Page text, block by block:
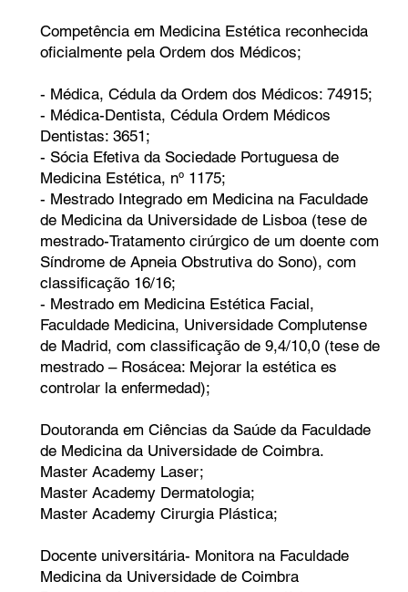
Competência em Medicina Estética reconhecida
oficialmente pela Ordem dos Médicos;
- Médica, Cédula da Ordem dos Médicos: 74915;
- Médica-Dentista, Cédula Ordem Médicos
Dentistas: 3651;
- Sócia Efetiva da Sociedade Portuguesa de
Medicina Estética, nº 1175;
- Mestrado Integrado em Medicina na Faculdade
de Medicina da Universidade de Lisboa (tese de
mestrado-Tratamento cirúrgico de um doente com
Síndrome de Apneia Obstrutiva do Sono), com
classificação 16/16;
- Mestrado em Medicina Estética Facial,
Faculdade Medicina, Universidade Complutense
de Madrid, com classificação de 9,4/10,0 (tese de
mestrado – Rosácea: Mejorar la estética es
controlar la enfermedad);
Doutoranda em Ciências da Saúde da Faculdade
de Medicina da Universidade de Coimbra.
Master Academy Laser;
Master Academy Dermatologia;
Master Academy Cirurgia Plástica;
Docente universitária- Monitora na Faculdade
Medicina da Universidade de Coimbra